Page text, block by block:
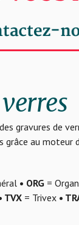
gravures de
au moteur
• ORG=
TVX= Trivex •